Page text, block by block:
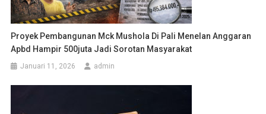
Proyek Pembangunan Mck Mushola Di Pali Menelan Anggaran
Apbd Hampir 500juta Jadi Sorotan Masyarakat
Januari 11, 2026 admin